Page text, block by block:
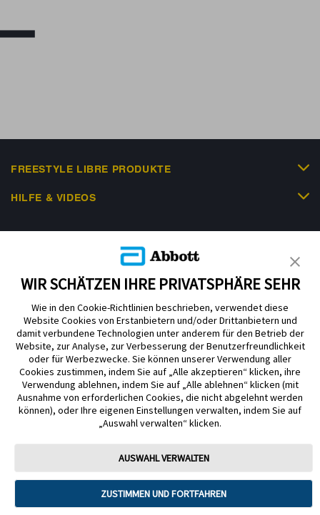
FREESTYLE LIBRE PRODUKTE
HILFE & VIDEOS
Impressum Nutzungsbedingungen
Datenschutzerklärung
Cookie Richtlinie
Barrierefreiheitserklärung
Mitteilung zur Datenverordnung
Cookie-Präferenzen
Copyright © 2026 Abbott. Alle Rechte vorbehalten. Libre, das
Designs sind das geistige Eigentum der Abbott Unternehmensgruppe in
ausgewählten Ländern.
Tandem Diabetes Care, Inc. Alle Rechte vorbehalten. Tandem Diabetes
Care, die Tandem Logos, Control-IQ, Control-IQ+, t:slim X2, t:slim, Tandem
WIR SCHÄTZEN IHRE PRIVATSPHÄRE SEHR
Wie in den Cookie-Richtlinien beschrieben, verwendet diese
Website Cookies von Erstanbietern und/oder Drittanbietern und
damit verbundene Technologien unter anderem für den Betrieb der
Website, zur Analyse, zur Verbesserung der Benutzerfreundlichkeit
oder für Werbezwecke. Sie können unserer Verwendung aller
Cookies zustimmen, indem Sie auf „Alle akzeptieren“ klicken, ihre
Verwendung ablehnen, indem Sie auf „Alle ablehnen“ klicken (mit
Ausnahme von erforderlichen Cookies, die nicht abgelehnt werden
können), oder Ihre eigenen Einstellungen verwalten, indem Sie auf
„Auswahl verwalten“ klicken.
AUSWAHL VERWALTEN
ZUSTIMMEN UND FORTFAHREN